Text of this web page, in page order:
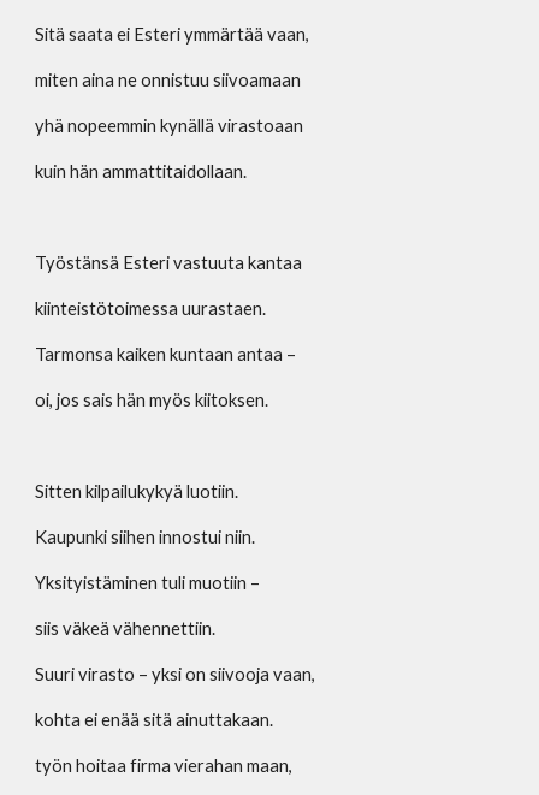
Sitä saata ei Esteri ymmärtää vaan,
miten aina ne onnistuu siivoamaan
yhä nopeemmin kynällä virastoaan
kuin hän ammattitaidollaan.
Työstänsä Esteri vastuuta kantaa
kiinteistötoimessa uurastaen.
Tarmonsa kaiken kuntaan antaa –
oi, jos sais hän myös kiitoksen.
Sitten kilpailukykyä luotiin.
Kaupunki siihen innostui niin.
Yksityistäminen tuli muotiin –
siis väkeä vähennettiin.
Suuri virasto – yksi on siivooja vaan,
kohta ei enää sitä ainuttakaan.
työn hoitaa firma vierahan maan,